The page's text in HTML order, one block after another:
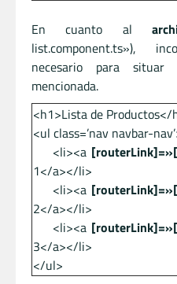
En cuanto al
list.component.ts»),
necesario para
mencionada.
<h1>Lista de Productos</
<ul class=’nav navbar-
<li><a
1</a></li>
<li><a
2</a></li>
<li><a
3</a></li>
</ul>